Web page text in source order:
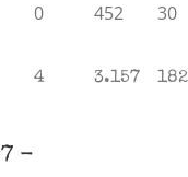
0 452 30
4 3.157 182
-